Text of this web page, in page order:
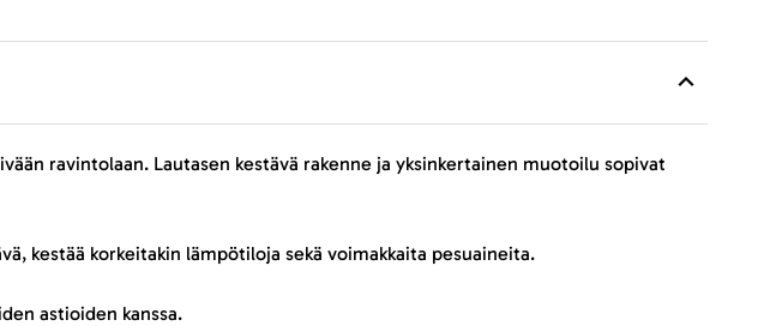
ravintolaan. Lautasen kestävä rakenne ja yksinkertainen muotoilu sopivat
kestää korkeitakin lämpötiloja sekä voimakkaita pesuaineita.
astioiden kanssa.